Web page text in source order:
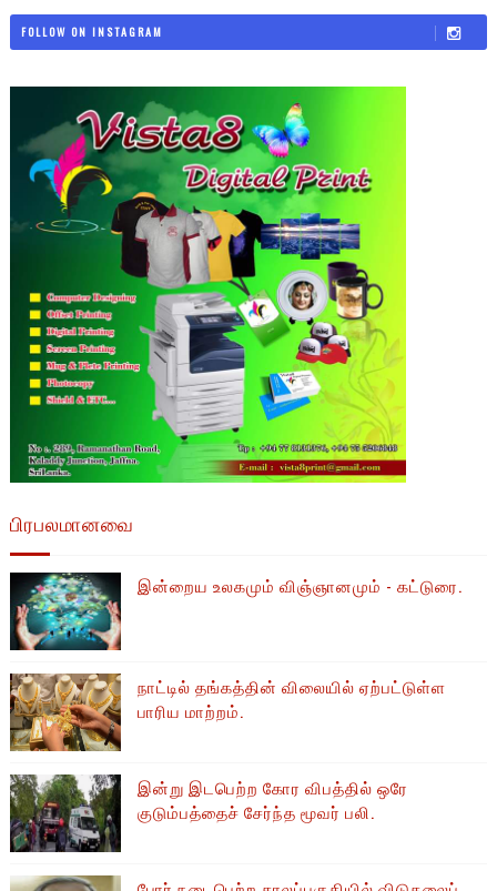
FOLLOW ON INSTAGRAM
பிரபலமானவை
இன்றைய உலகமும் விஞ்ஞானமும் - கட்டுரை.
நாட்டில் தங்கத்தின் விலையில் ஏற்பட்டுள்ள
பாரிய மாற்றம்.
இன்று இடபெற்ற கோர விபத்தில் ஒரே
குடும்பத்தைச் சேர்ந்த மூவர் பலி.